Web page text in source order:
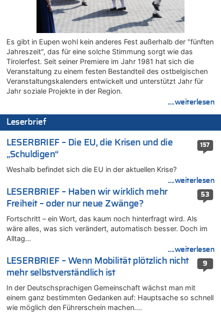
Mehrere Menschen in Londons City niedergestochen
05.08.2026 - 20:21 von Dax zu
Wasserstand des Rheins in NRW so niedrig wie noch nie
05.08.2026 - 20:19 von Dax zu
Wasserstand des Rheins in NRW so niedrig wie noch nie
05.08.2026 - 20:11 von Analise zu
Mehrere Menschen in Londons City niedergestochen
05.08.2026 - 19:57 von michlaustderaffe zu
Zweite Hitzewelle in diesem Sommer ist jetzt amtlich
05.08.2026 - 19:50 von Pferd und Wagen zu
Aachen ab 11. August wieder Mekka des Pferdesports –
Belgien setzt bei Reit-WM auf starke Springreiter
05.08.2026 - 19:40 von Mungo zu
Es gibt mmer mehr Fälle von Fahrerflucht in Belgien –
Fußgänger und Radfahrer sind die häufigsten Opfer
Warum die Waldbrände in Frankreich und Spanien Rekorde
brechen [Fragen & Antworten]
Mehrere Menschen in Londons City niedergestochen
05.08.2026 - 19:17 von Pierre zu
Mehrere Menschen in Londons City niedergestochen
05.08.2026 - 19:16 von Mungo zu
Zweite Hitzewelle in diesem Sommer ist jetzt amtlich
05.08.2026 - 19:16 von Hugo Egon Bernhard von Sinnen zu
Wasserstand des Rheins in NRW so niedrig wie noch nie
05.08.2026 - 19:11 von Carine zu
Es gibt in Eupen wohl kein anderes Fest außerhalb der "fünften
Jahreszeit", das für eine solche Stimmung sorgt wie das
Tirolerfest. Seit seiner Premiere im Jahr 1981 hat sich die
Veranstaltung zu einem festen Bestandteil des ostbelgischen
Veranstaltungskalenders entwickelt und unterstützt Jahr für
Jahr soziale Projekte in der Region.
....weiterlesen
Leserbrief
157
LESERBRIEF – Die EU, die Krisen und die
„Schuldigen“
Weshalb befindet sich die EU in der aktuellen Krise?
....weiterlesen
53
LESERBRIEF – Haben wir wirklich mehr
Freiheit – oder nur neue Zwänge?
Fortschritt – ein Wort, das kaum noch hinterfragt wird. Als
wäre alles, was sich verändert, automatisch besser. Doch im
Alltag…
....weiterlesen
9
LESERBRIEF – Wenn Mobilität plötzlich nicht
mehr selbstverständlich ist
In der Deutschsprachigen Gemeinschaft wächst man mit
einem ganz bestimmten Gedanken auf: Hauptsache so schnell
wie möglich den Führerschein machen….